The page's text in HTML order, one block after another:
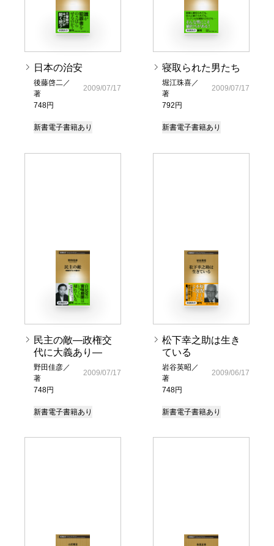
日本の治安
後藤啓二／
著
748円
2009/07/17
新書電子書籍あり
寝取られた男たち
堀江珠喜／
著
792円
2009/07/17
新書電子書籍あり
民主の敵―政権交
代に大義あり―
野田佳彦／
著
748円
2009/07/17
新書電子書籍あり
松下幸之助は生き
ている
岩谷英昭／
著
748円
2009/06/17
新書電子書籍あり